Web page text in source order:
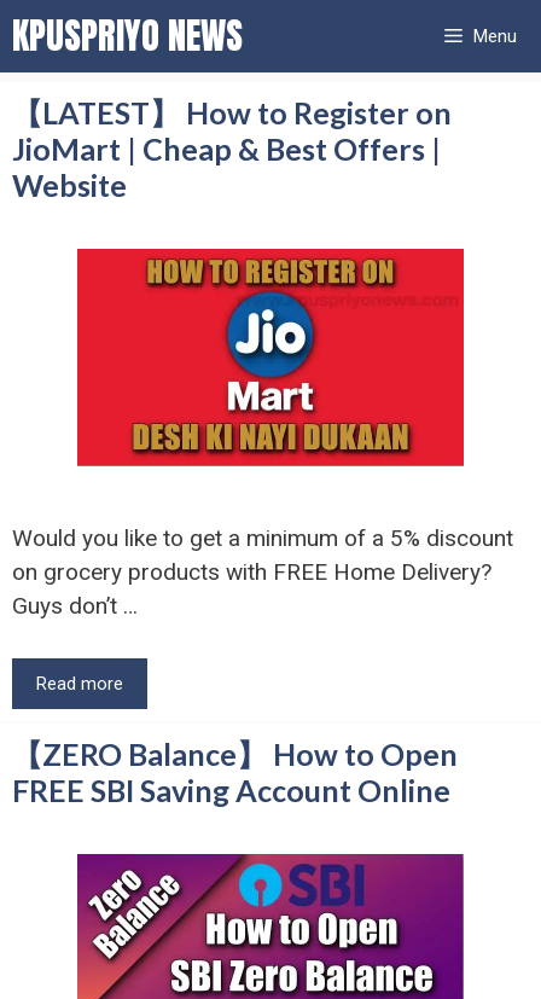
Skip
toKPUSPRIYO NEWS Menu
【LATEST】 How to Register on
JioMart | Cheap & Best Offers |
Website
Would you like to get a minimum of a 5% discount
on grocery products with FREE Home Delivery?
Guys don’t …
Read more
【ZERO Balance】 How to Open
FREE SBI Saving Account Online